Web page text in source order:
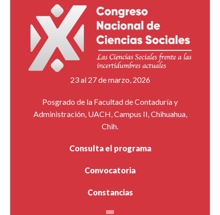
23 al 27 de marzo, 2026
Posgrado de la Facultad de Contaduría y
Administración, UACH, Campus II, Chihuahua,
Chih.
Consulta el programa
Convocatoria
Constancias